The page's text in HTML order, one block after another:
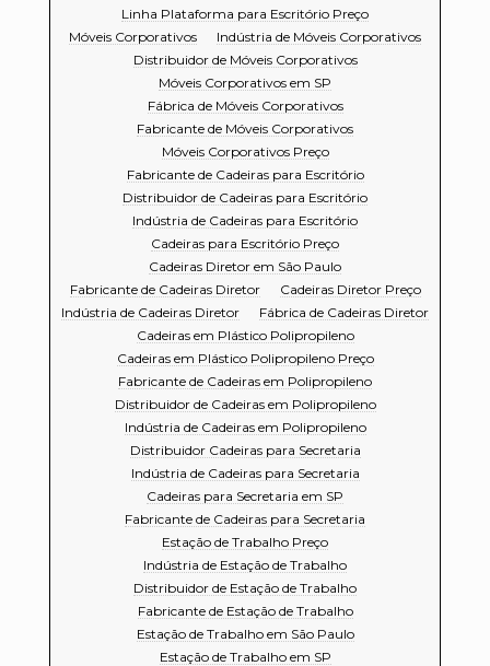
Linha Plataforma para Escritório Preço
Móveis Corporativos
Indústria de Móveis Corporativos
Distribuidor de Móveis Corporativos
Móveis Corporativos em SP
Fábrica de Móveis Corporativos
Fabricante de Móveis Corporativos
Móveis Corporativos Preço
Fabricante de Cadeiras para Escritório
Distribuidor de Cadeiras para Escritório
Indústria de Cadeiras para Escritório
Cadeiras para Escritório Preço
Cadeiras Diretor em São Paulo
Fabricante de Cadeiras Diretor
Cadeiras Diretor Preço
Indústria de Cadeiras Diretor
Fábrica de Cadeiras Diretor
Cadeiras em Plástico Polipropileno
Cadeiras em Plástico Polipropileno Preço
Fabricante de Cadeiras em Polipropileno
Distribuidor de Cadeiras em Polipropileno
Indústria de Cadeiras em Polipropileno
Distribuidor Cadeiras para Secretaria
Indústria de Cadeiras para Secretaria
Cadeiras para Secretaria em SP
Fabricante de Cadeiras para Secretaria
Estação de Trabalho Preço
Indústria de Estação de Trabalho
Distribuidor de Estação de Trabalho
Fabricante de Estação de Trabalho
Estação de Trabalho em São Paulo
Estação de Trabalho em SP